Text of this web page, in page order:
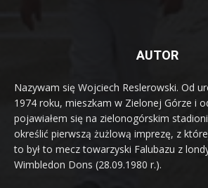
AUTOR
Nazywam się Wojciech Reslerowski. Od
1974 roku, mieszkam w Zielonej Górze i
pojawiałem się na zielonogórskim
określić pierwszą żużlową imprezę, z
to był to mecz towarzyski Falubazu z
Wimbledon Dons (28.09.1980 r.).